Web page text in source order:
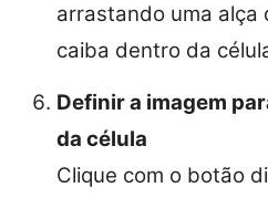
arrastando uma alça
caiba dentro da
Definir a imagem
da célula
Clique com o botão